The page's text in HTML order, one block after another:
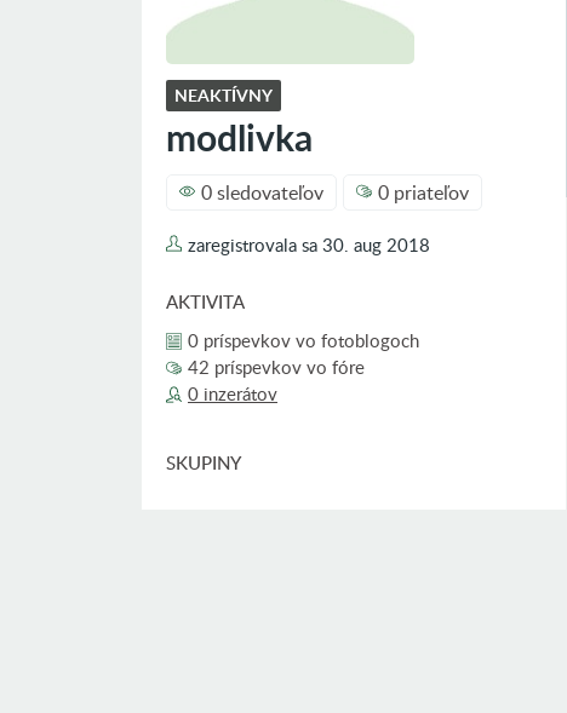
NEAKTÍVNY
modlivka
0 sledovateľov 0 priateľov
zaregistrovala sa 30. aug 2018
AKTIVITA
0 príspevkov vo fotoblogoch
42 príspevkov vo fóre
0 inzerátov
SKUPINY